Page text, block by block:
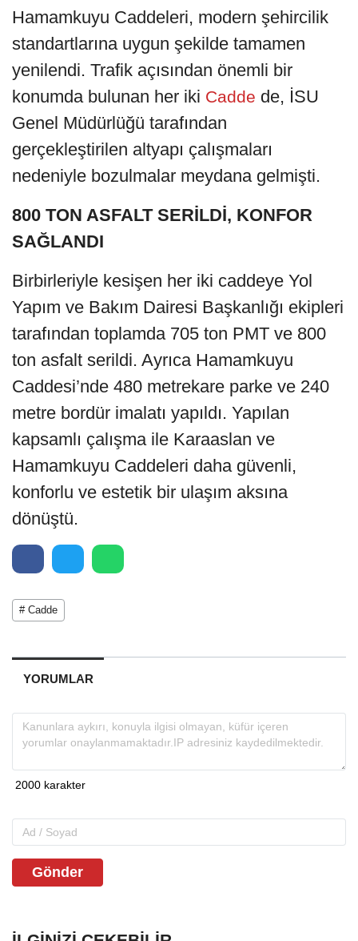
Hamamkuyu Caddeleri, modern şehircilik
standartlarına uygun şekilde tamamen
yenilendi. Trafik açısından önemli bir
konumda bulunan her iki Cadde de, İSU
Genel Müdürlüğü tarafından
gerçekleştirilen altyapı çalışmaları
nedeniyle bozulmalar meydana gelmişti.
800 TON ASFALT SERİLDİ, KONFOR
SAĞLANDI
Birbirleriyle kesişen her iki caddeye Yol
Yapım ve Bakım Dairesi Başkanlığı ekipleri
tarafından toplamda 705 ton PMT ve 800
ton asfalt serildi. Ayrıca Hamamkuyu
Caddesi’nde 480 metrekare parke ve 240
metre bordür imalatı yapıldı. Yapılan
kapsamlı çalışma ile Karaaslan ve
Hamamkuyu Caddeleri daha güvenli,
konforlu ve estetik bir ulaşım aksına
dönüştü.
# Cadde
YORUMLAR
Gönder